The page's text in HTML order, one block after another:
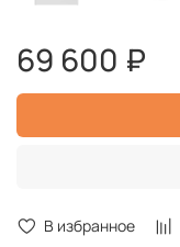
В избранное
69 600 ₽